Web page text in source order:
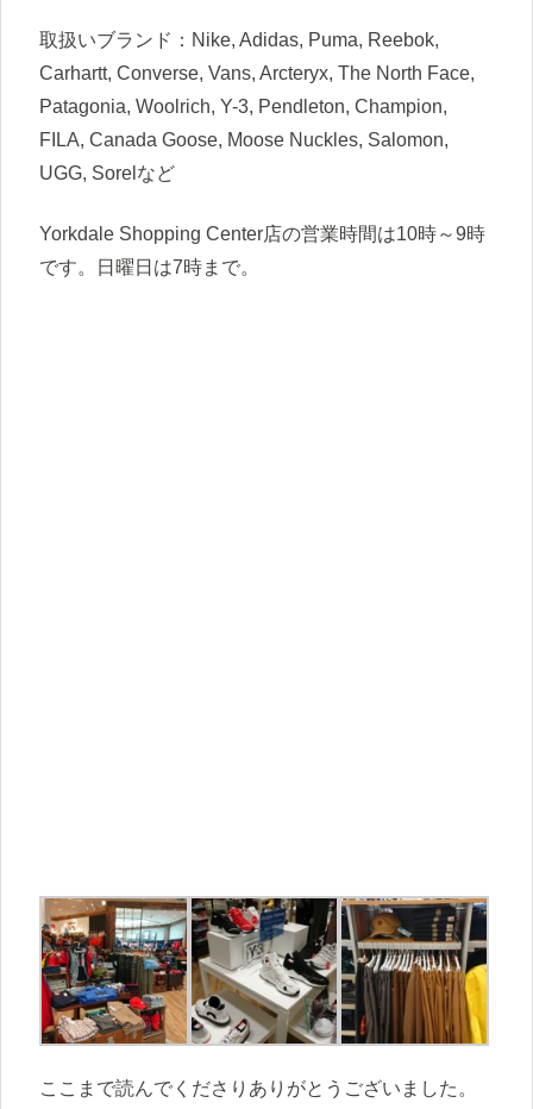
取扱いブランド：Nike, Adidas, Puma, Reebok,
Carhartt, Converse, Vans, Arcteryx, The North Face,
Patagonia, Woolrich, Y-3, Pendleton, Champion,
FILA, Canada Goose, Moose Nuckles, Salomon,
UGG, Sorelなど
Yorkdale Shopping Center店の営業時間は10時～9時
です。日曜日は7時まで。
ここまで読んでくださりありがとうございました。